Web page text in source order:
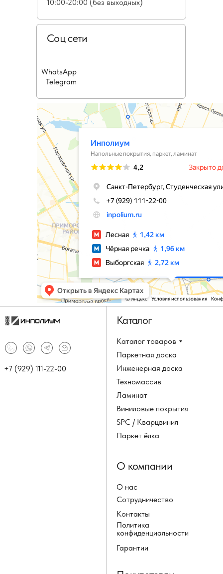
10:00-20:00 (без выходных)
Соц сети
WhatsApp
Telegram
Каталог товаров
Паркетная доска
Инженерная доска
Техномассив
+7 (929) 111-22-00
Каталог
Ламинат
Виниловые покрытия
SPC / Кварцвинил
Паркет ёлка
О нас
Сотрудничество
Контакты
Политика
конфиденциальности
О компании
Гарантии